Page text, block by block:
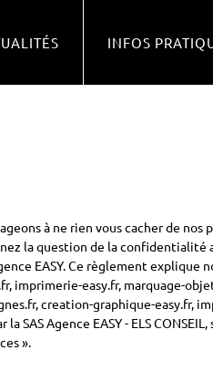
INFOS
à ne rien vous cacher de nos
la question de la confidentialité
EASY. Ce règlement explique
imprimerie-easy.fr, marquage-
creation-graphique-easy.fr,
Agence EASY - ELS
».